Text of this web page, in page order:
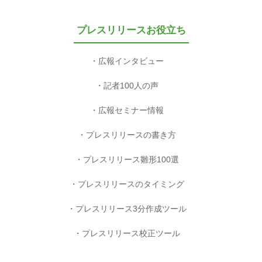
プレスリリースお役立ち
広報インタビュー
記者100人の声
広報セミナー情報
プレスリリースの書き方
プレスリリース雛形100選
プレスリリースのタイミング
プレスリリース3分作成ツール
プレスリリース校正ツール